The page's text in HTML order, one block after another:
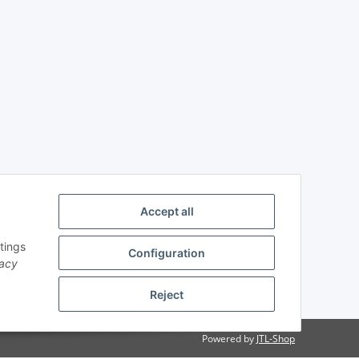
Accept all
Configuration
Reject
Powered by JTL-Shop